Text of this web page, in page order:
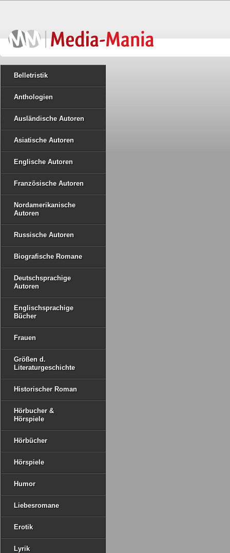
Belletristik
Anthologien
Ausländische Autoren
Asiatische Autoren
Englische Autoren
Französische Autoren
Nordamerikanische
Autoren
Russische Autoren
Biografische Romane
Deutschsprachige
Autoren
Englischsprachige
Bücher
Frauen
Größen d.
Literaturgeschichte
Historischer Roman
Hörbucher &
Hörspiele
Hörbücher
Hörspiele
Humor
Liebesromane
Erotik
Lyrik